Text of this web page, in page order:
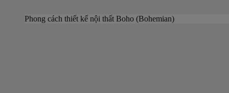
Phong cách thiết kế nội thất Boho (Bohemian)